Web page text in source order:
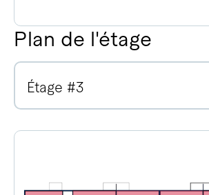
Plan de l'étage
Étage #3